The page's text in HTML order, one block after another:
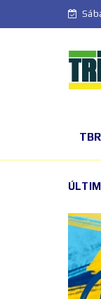
TBR
fim de semana de